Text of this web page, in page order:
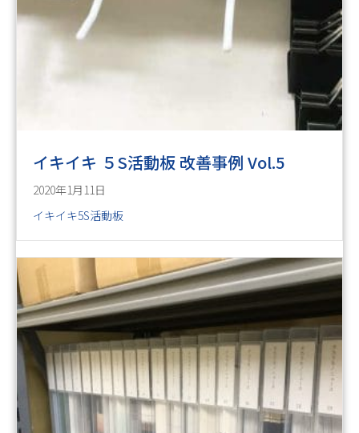
イキイキ ５S活動板 改善事例 Vol.5
2020年1月11日
イキイキ5S活動板